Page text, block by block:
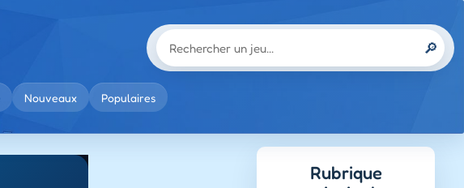
🔎
Nouveaux Populaires
Rubrique